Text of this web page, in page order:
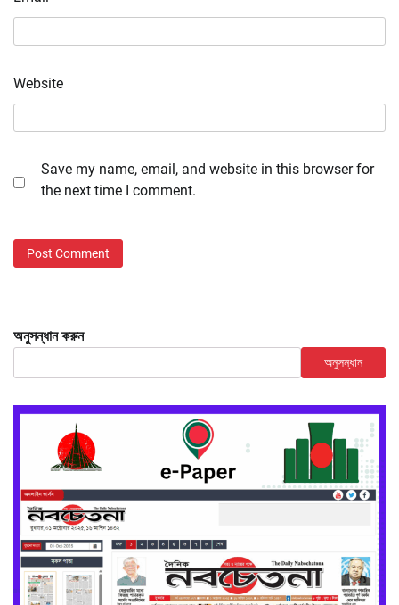
Website
Save my name, email, and website in this browser for
the next time I comment.
অনুসন্ধান করুন
অনুসন্ধান